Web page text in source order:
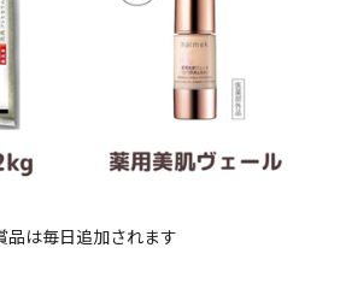
品は毎日追加されます